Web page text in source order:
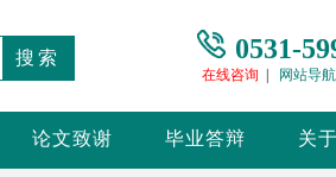
搜索 0531-
在线咨询 网站导航
论文致谢 毕业答辩 关